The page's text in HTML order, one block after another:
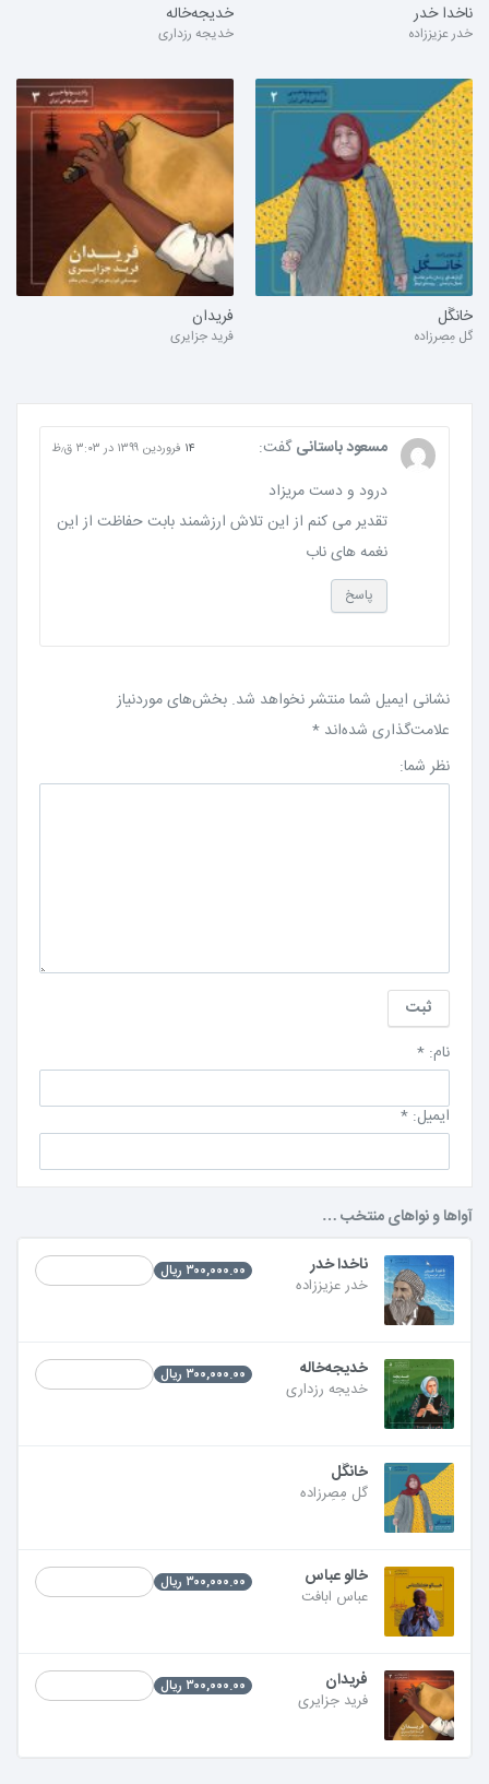
خدیجه‌خاله
خدیجه رزداری
ناخدا خدر
خدر عزیززاده
فریدان
فرید جزایری
خانگُل
گل مِصِرزاده
مسعود باستانی گفت: ۱۴ فروردین ۱۳۹۹ در ۳:۰۳ ق٫ظ
درود و دست مریزاد
تقدیر می کنم از این تلاش ارزشمند بابت حفاظت از این
نغمه های ناب
پاسخ
نشانی ایمیل شما منتشر نخواهد شد. بخش‌های موردنیاز
علامت‌گذاری شده‌اند *
نظر شما:
نام: *
ایمیل: *
آواها و نواهای منتخب …
۳۰۰,۰۰۰.۰۰ ریال ناخدا خدر
خدر عزیززاده
۳۰۰,۰۰۰.۰۰ ریال خدیجه‌خاله
خدیجه رزداری
خانگُل
گل مِصِرزاده
۳۰۰,۰۰۰.۰۰ ریال خالو عباس
عباس ابافت
۳۰۰,۰۰۰.۰۰ ریال فریدان
فرید جزایری